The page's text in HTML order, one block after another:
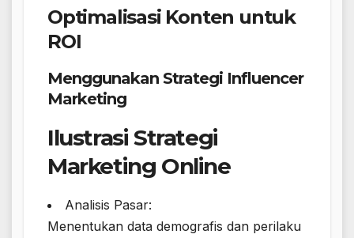
Optimalisasi Konten untuk
ROI
Menggunakan Strategi Influencer
Marketing
Ilustrasi Strategi
Marketing Online
Analisis Pasar:
Menentukan data demografis dan perilaku